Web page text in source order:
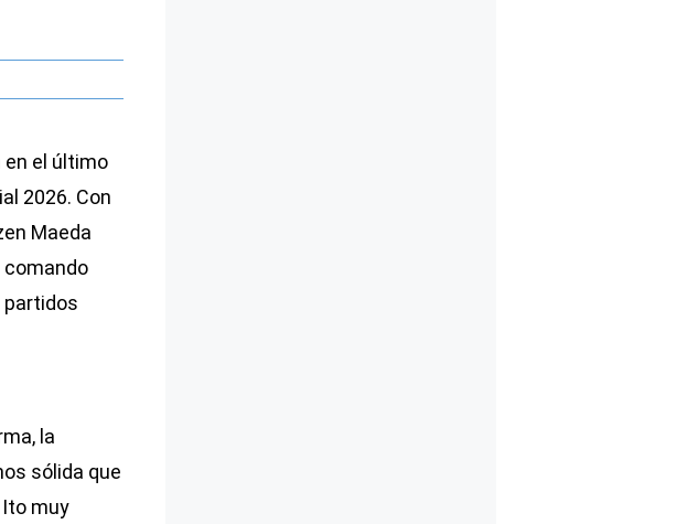
en el último
2026. Con
Maeda
comando
partidos
la
sólida que
Ito muy